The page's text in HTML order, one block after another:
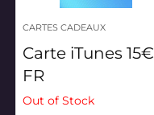
CARTES CADEAUX
Carte iTunes 15€
FR
Out of Stock